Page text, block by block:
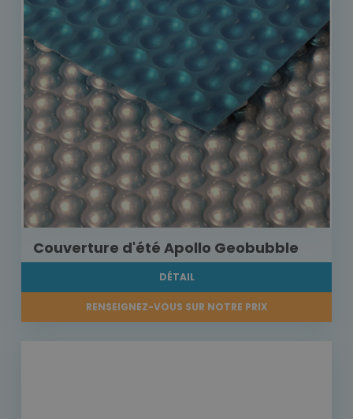
Couverture d'été Apollo Geobubble
DÉTAIL
RENSEIGNEZ-VOUS SUR NOTRE PRIX